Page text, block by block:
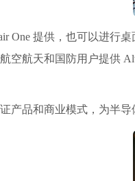
One 提供，也可以进行
空航天和国防用户提供
产品和商业模式，为半导